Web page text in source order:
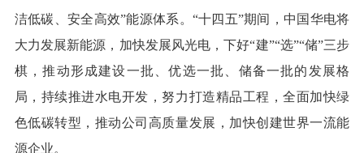
洁低碳、安全高效”能源体系。“十四五”期间，中国华电将
大力发展新能源，加快发展风光电，下好“建”“选”“储”三步
棋，推动形成建设一批、优选一批、储备一批的发展格
局，持续推进水电开发，努力打造精品工程，全面加快绿
色低碳转型，推动公司高质量发展，加快创建世界一流能
源企业。